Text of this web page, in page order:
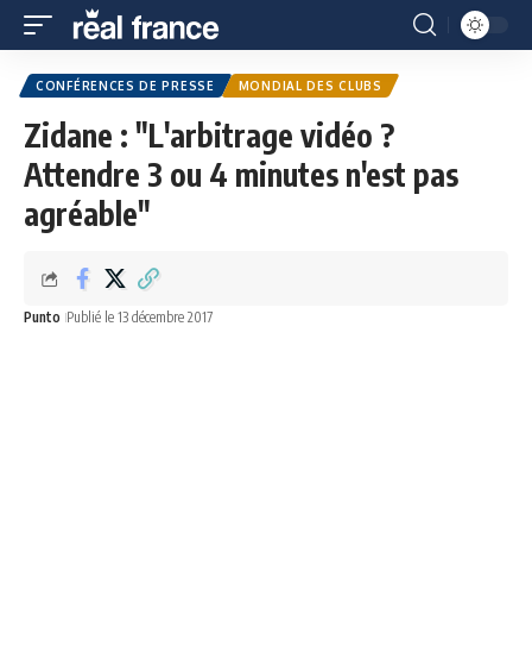
CONFÉRENCES DE PRESSE MONDIAL DES CLUBS
Zidane : "L'arbitrage vidéo ?
Attendre 3 ou 4 minutes n'est pas
agréable"
Punto Publié le 13 décembre 2017